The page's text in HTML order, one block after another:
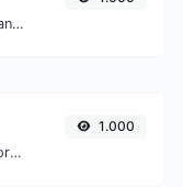
Generate an MD2 hash for any string input.
Take an IP and try to look for the domain/host associated with it.
1.000